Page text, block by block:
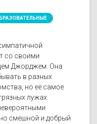
со своими
Джорджем. Она
в разных
но её самое
лужах.
смешной и добрый